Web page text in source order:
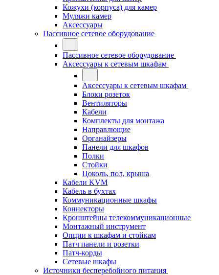
Кожухи (корпуса) для камер
Муляжи камер
Аксессуары
Пассивное сетевое оборудование
Пассивное сетевое оборудование
Аксессуары к сетевым шкафам
Аксессуары к сетевым шкафам
Блоки розеток
Вентиляторы
Кабели
Комплекты для монтажа
Направлющие
Органайзеры
Панели для шкафов
Полки
Стойки
Цоколь, пол, крыша
Кабели KVM
Кабель в бухтах
Коммуникационные шкафы
Коннекторы
Кронштейны телекоммуникационные
Монтажный инструмент
Опции к шкафам и стойкам
Патч панели и розетки
Патч-корды
Сетевые шкафы
Источники бесперебойного питания